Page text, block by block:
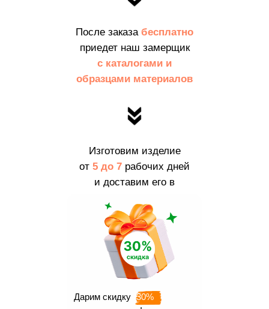
Дарим скидку30%
После заказа бесплатно
приедет наш замерщик
с каталогами и
образцами материалов
Изготовим изделие
от 5 до 7 рабочих дней
и доставим его в
г. Москвы и МО
бесплатно
Наши